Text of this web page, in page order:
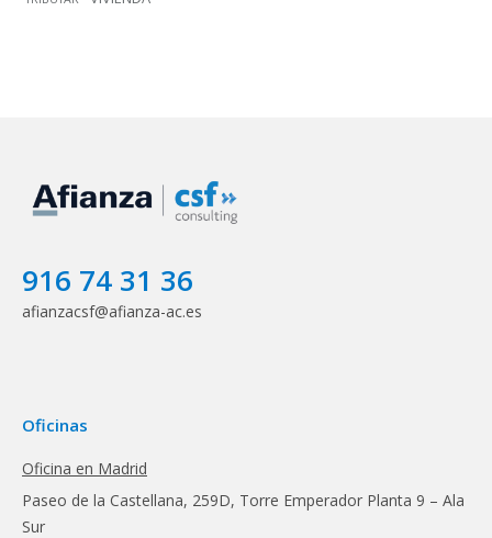
916 74 31 36
afianzacsf@afianza-ac.es
Oficinas
Oficina en Madrid
Paseo de la Castellana, 259D, Torre Emperador Planta 9 – Ala
Sur